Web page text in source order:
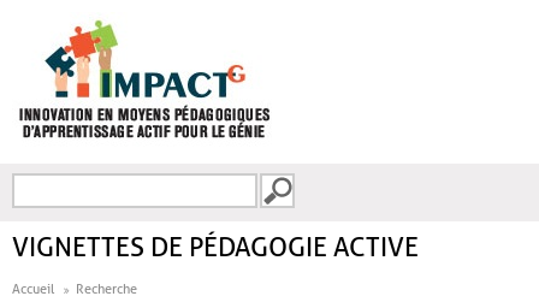
FORMULAIRE DE
VIGNETTES DE PÉDAGOGIE ACTIVE
Accueil Recherche